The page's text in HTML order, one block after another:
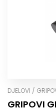
DJELOVI /
GRIPOVI